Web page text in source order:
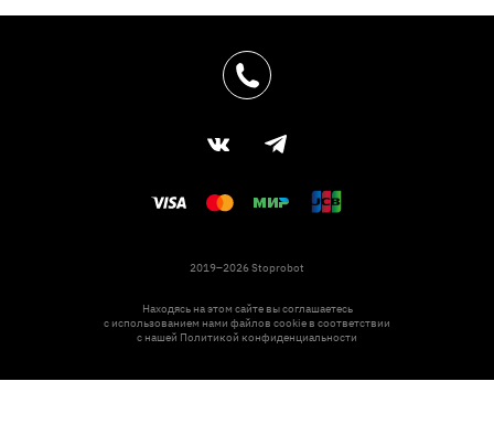
2019–2026 Stoprobot
Находясь на этом сайте вы соглашаетесь
с использованием нами файлов cookie в соответствии
с нашей Политикой конфиденциальности